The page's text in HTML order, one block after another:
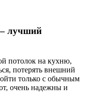
лучший
потолок на кухню,
потерять внешний
только с обычным
очень надежны и